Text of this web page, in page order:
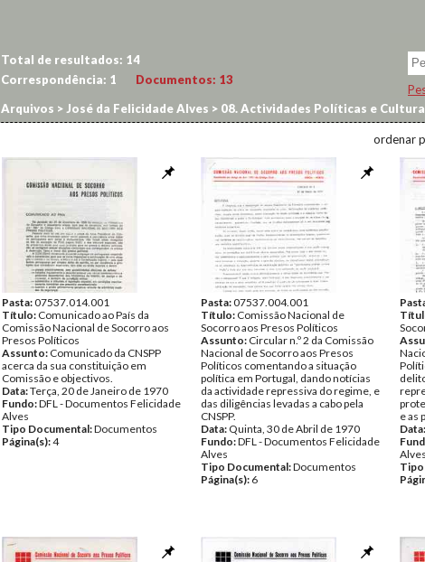
Total de resultados: 14
Correspondência: 1 Documentos: 13
Arquivos > José da Felicidade Alves > 08. Actividades Políticas e
ordenar
Pasta:07537.014.001
Título: Comunicado ao País da
Comissão Nacional de Socorro aos
Presos Políticos
Assunto: Comunicado da CNSPP
acerca da sua constituição em
Comissão e objectivos.
Data:Terça, 20 de Janeiro de 1970
Fundo:DFL - Documentos Felicidade
Alves
Tipo Documental:Documentos
Página(s):4
Pasta:07537.004.001
Título: Comissão Nacional de
Socorro aos Presos Políticos
Assunto: Circular n.º 2 da Comissão
Nacional de Socorro aos Presos
Políticos comentando a situação
política em Portugal, dando notícias
da actividade repressiva do regime, e
das diligências levadas a cabo pela
CNSPP.
Data: Quinta, 30 de Abril de 1970
Fundo:DFL - Documentos Felicidade
Alves
Tipo Documental:Documentos
Página(s): 6
e as
Data:
Alves